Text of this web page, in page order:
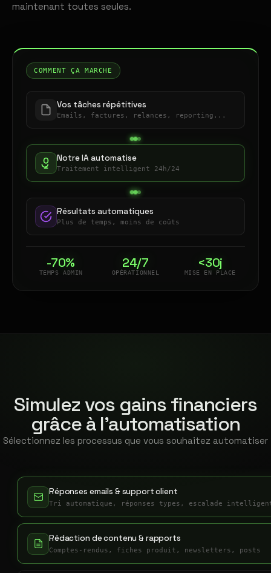
maintenant toutes seules.
COMMENT ÇA MARCHE
Vos tâches répétitives
Emails, factures, relances, reporting...
Notre IA automatise
Traitement intelligent 24h/24
Résultats automatiques
Plus de temps, moins de coûts
-70%
TEMPS ADMIN
24/7
OPÉRATIONNEL
<30j
MISE EN PLACE
Simulez vos gains financiers
grâce à l'automatisation
Sélectionnez les processus que vous souhaitez automatiser
Réponses emails & support client
Tri automatique, réponses types, escalade
Rédaction de contenu & rapports
Comptes-rendus, fiches produit, newsletters, posts